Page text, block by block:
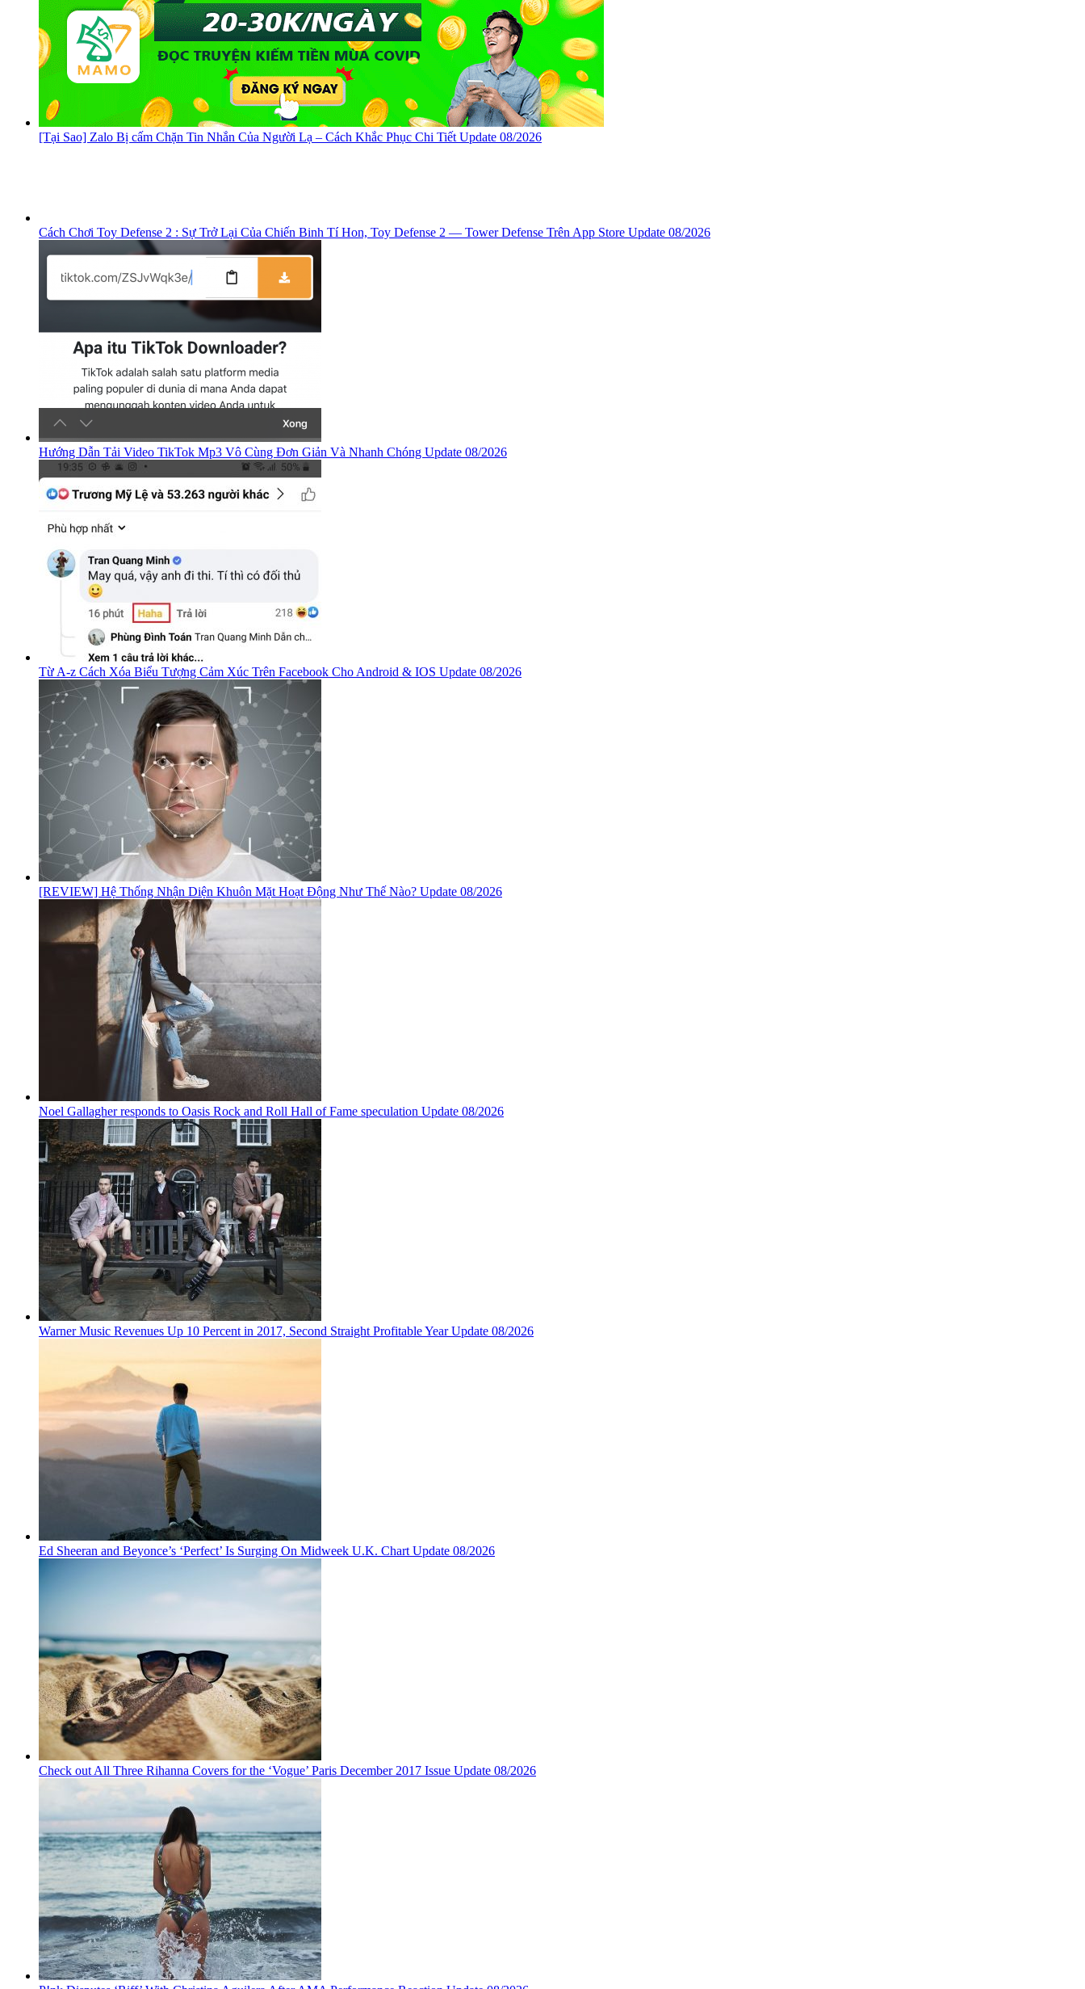
[Tại Sao] Zalo Bị cấm Chặn Tin Nhắn Của Người Lạ – Cách Khắc Phục Chi Tiết Update 08/2026
Cách Chơi Toy Defense 2 : Sự Trở Lại Của Chiến Binh Tí Hon, ‎Toy Defense 2 — Tower Defense Trên App Store Update 08/2026
Hướng Dẫn Tải Video TikTok Mp3 Vô Cùng Đơn Giản Và Nhanh Chóng Update 08/2026
Từ A-z Cách Xóa Biểu Tượng Cảm Xúc Trên Facebook Cho Android & IOS Update 08/2026
[REVIEW] Hệ Thống Nhận Diện Khuôn Mặt Hoạt Động Như Thế Nào? Update 08/2026
Noel Gallagher responds to Oasis Rock and Roll Hall of Fame speculation Update 08/2026
Warner Music Revenues Up 10 Percent in 2017, Second Straight Profitable Year Update 08/2026
Ed Sheeran and Beyonce’s ‘Perfect’ Is Surging On Midweek U.K. Chart Update 08/2026
Check out All Three Rihanna Covers for the ‘Vogue’ Paris December 2017 Issue Update 08/2026